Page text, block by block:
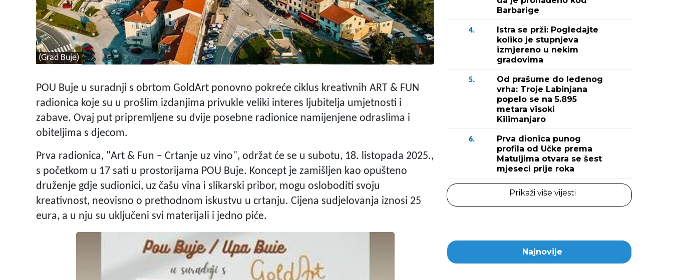
(Grad Buje)
POU Buje u suradnji s obrtom GoldArt ponovno pokreće ciklus kreativnih ART & FUN
radionica koje su u prošlim izdanjima privukle veliki interes ljubitelja umjetnosti i
zabave. Ovaj put pripremljene su dvije posebne radionice namijenjene odraslima i
obiteljima s djecom.
Prva radionica, "Art & Fun – Crtanje uz vino", održat će se u subotu, 18. listopada 2025.,
s početkom u 17 sati u prostorijama POU Buje. Koncept je zamišljen kao opušteno
druženje gdje sudionici, uz čašu vina i slikarski pribor, mogu osloboditi svoju
kreativnost, neovisno o prethodnom iskustvu u crtanju. Cijena sudjelovanja iznosi 25
eura, a u nju su uključeni svi materijali i jedno piće.
Barbarige
4.
Istra se prži: Pogledajte
koliko je stupnjeva
izmjereno u nekim
gradovima
5.
Od prašume do ledenog
vrha: Troje Labinjana
popelo se na 5.895
metara visoki
Kilimanjaro
6.
Prva dionica punog
profila od Učke prema
Matuljima otvara se šest
mjeseci prije roka
Prikaži više vijesti
Najnovije